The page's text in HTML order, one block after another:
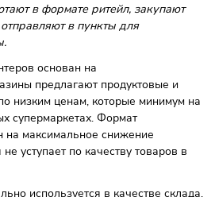
BY-SA 3.0, via Wikimedia
популярность дискаунтеров
розничным и
— розничная продажа.
в формате ритейл,
отправляют в пункты для